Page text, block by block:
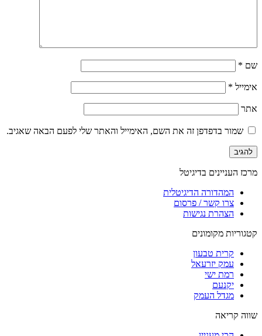
שם *
אימייל *
אתר
שמור בדפדפן זה את השם, האימייל והאתר שלי לפעם הבאה שאגיב.
מרכז העניינים בדיגיטל
המהדורה הדיגיטלית
צרו קשר / פרסום
הצהרת נגישות
קטגוריות מקומונים
קרית טבעון
עמק יזרעאל
רמת ישי
יקנעם
מגדל העמק
שווה קריאה